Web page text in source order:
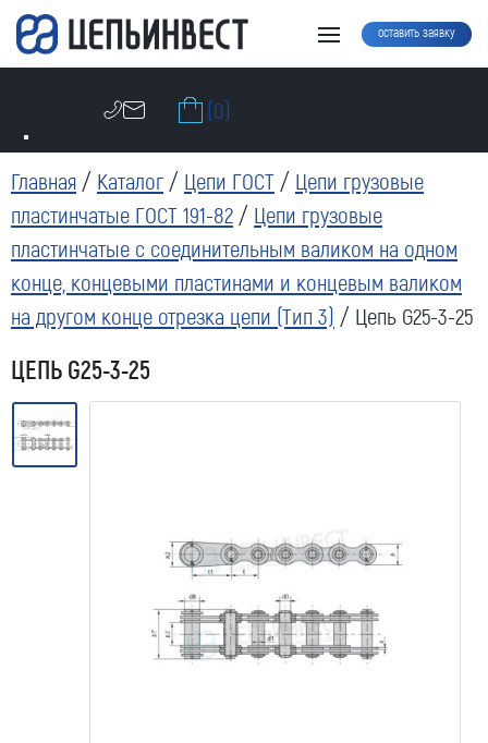
оставить заявку
(0)
Главная / Каталог / Цепи ГОСТ / Цепи грузовые
пластинчатые ГОСТ 191-82 / Цепи грузовые
пластинчатые с соединительным валиком на одном
конце, концевыми пластинами и концевым валиком
на другом конце отрезка цепи (Тип 3) / Цепь G25-3-25
ЦЕПЬ G25-3-25